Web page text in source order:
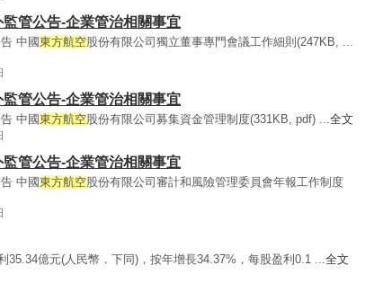
管公告-企業管治相關事宜
中國東方航空股份有限公司獨立董事專門會議工作細則(247KB, ...
管公告-企業管治相關事宜
中國東方航空股份有限公司募集資金管理制度(331KB, pdf) ...全文
管公告-企業管治相關事宜
中國東方航空股份有限公司審計和風險管理委員會年報工作制度
35.34億元(人民幣．下同)，按年增長34.37%，每股盈利0.1 ...全文